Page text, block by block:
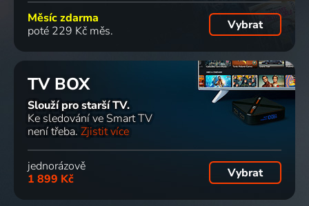
Měsíc zdarma
poté 229 Kč měs.
Vybrat
TV BOX
Slouží pro starší TV.
Ke sledování ve Smart TV
není třeba. Zjistit více
jednorázově
1 899 Kč
Vybrat